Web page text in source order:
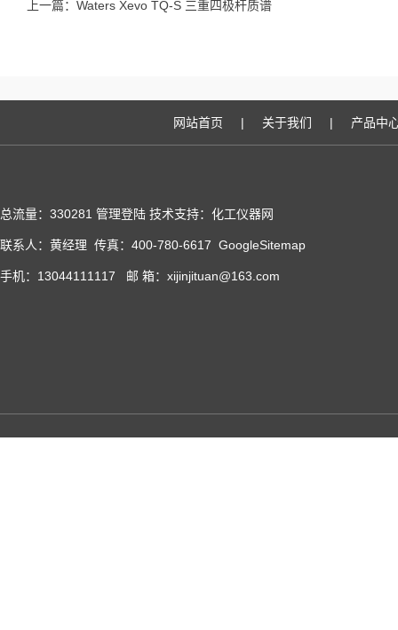
上一篇： Waters Xevo TQ-S 三重四极杆质谱
网站首页 | 关于我们 | 产品中
总流量：330281 管理登陆 技术支持：化工仪器网
联系人：黄经理 传真：400-780-6617 GoogleSitemap
手机：13044111117 邮 箱：xijinjituan@163.com